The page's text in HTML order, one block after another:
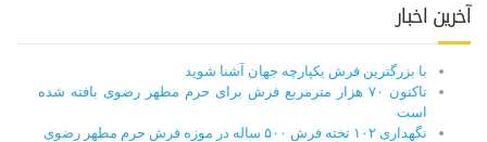
آخرین اخبار
با بزرگترین فرش یکپارچه جهان آشنا شوید
تاکنون ۷۰ هزار مترمربع فرش برای حرم مطهر رضوی بافته شده
است
نگهداری ۱۰۲ تخته فرش ۵۰۰ ساله در موزه فرش حرم مطهر رضوی